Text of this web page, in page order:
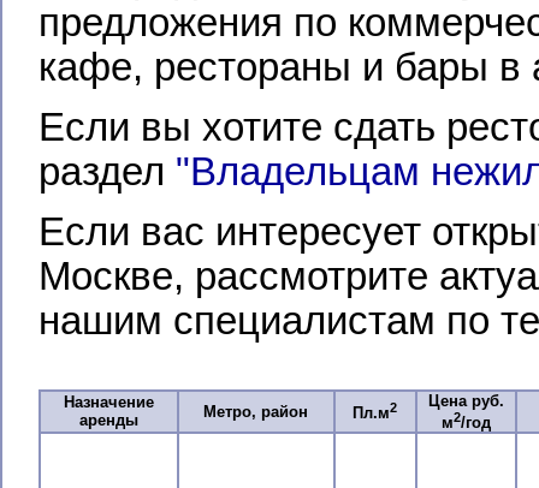
предложения по
кафе, рестораны и бары в
Если вы хотите сдать
раздел "Владельцам
Если вас интересует
Москве, рассмотрите
нашим специалистам по
Назначение
аренды
Метро, район Пл.м2
Цена руб.
м2/год